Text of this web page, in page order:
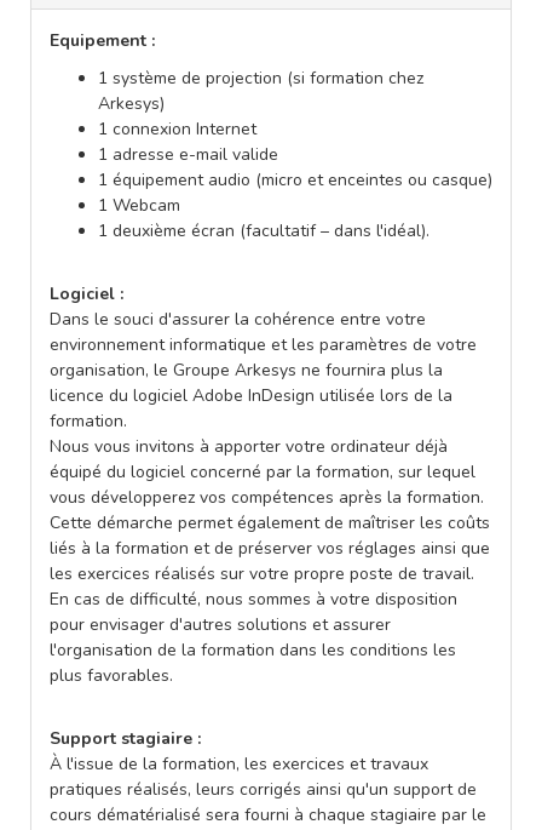
Equipement :
1 système de projection (si formation chez
Arkesys)
1 connexion Internet
1 adresse e-mail valide
1 équipement audio (micro et enceintes ou casque)
1 Webcam
1 deuxième écran (facultatif – dans l'idéal).
Logiciel :
Dans le souci d'assurer la cohérence entre votre
environnement informatique et les paramètres de votre
organisation, le Groupe Arkesys ne fournira plus la
licence du logiciel Adobe InDesign utilisée lors de la
formation.
Nous vous invitons à apporter votre ordinateur déjà
équipé du logiciel concerné par la formation, sur lequel
vous développerez vos compétences après la formation.
Cette démarche permet également de maîtriser les coûts
liés à la formation et de préserver vos réglages ainsi que
les exercices réalisés sur votre propre poste de travail.
En cas de difficulté, nous sommes à votre disposition
pour envisager d'autres solutions et assurer
l'organisation de la formation dans les conditions les
plus favorables.
Support stagiaire :
À l'issue de la formation, les exercices et travaux
pratiques réalisés, leurs corrigés ainsi qu'un support de
cours dématérialisé sera fourni à chaque stagiaire par le